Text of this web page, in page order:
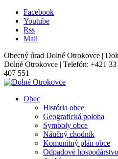
Facebook
Youtube
Rss
Mail
Obecný úrad Dolné Otrokovce |
Dolné Otrokovce | Telefón: +421
407 551
Obec
História obce
Geografická poloha
Symboly obce
Náučný chodník
Komunitný plán obce
Odpadové hospodárstvo